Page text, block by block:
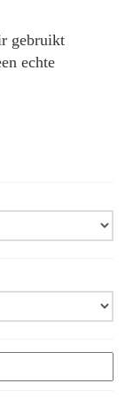
gebruikt
echte